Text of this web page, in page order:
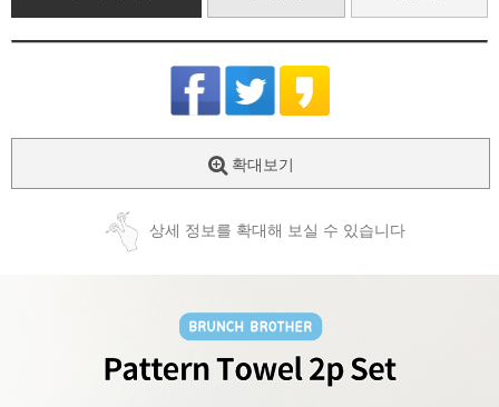
확대보기
상세 정보를 확대해 보실 수 있습니다